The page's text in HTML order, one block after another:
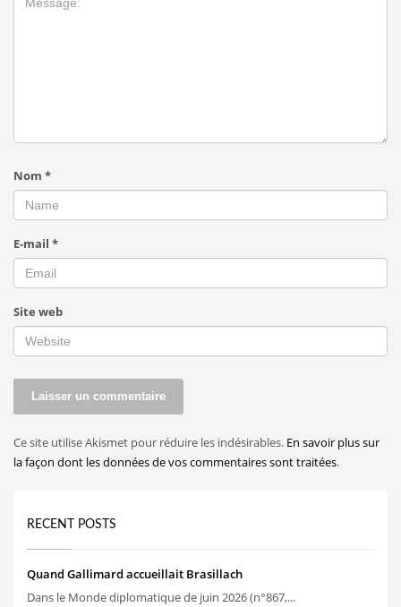
Nom *
E-mail *
Site web
Ce site utilise Akismet pour réduire les indésirables. En savoir plus sur
la façon dont les données de vos commentaires sont traitées.
RECENT POSTS
Quand Gallimard accueillait Brasillach
Dans le Monde diplomatique de juin 2026 (n°867,...